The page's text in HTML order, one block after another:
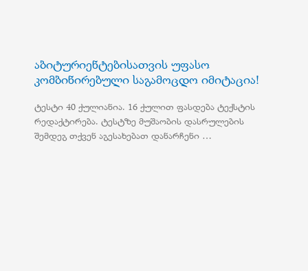
აბიტურიენტებისათვის უფასო
კომბინირებული საგამოცდო იმიტაცია!
ტესტი 40 ქულიანია. 16 ქულით ფასდება ტექსტის
რედაქტირება. ტესტზე მუშაობის დასრულების
შემდეგ თქვენ აგესახებათ დანარჩენი …